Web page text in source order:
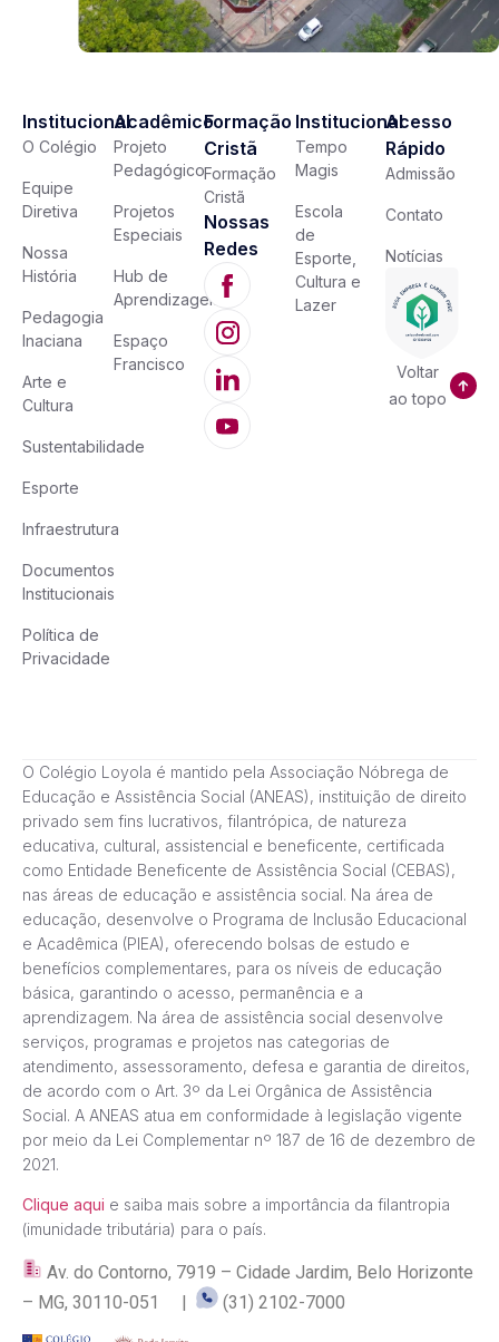
Institucional
O Colégio
Equipe
Diretiva
Nossa
História
Pedagogia
Inaciana
Arte e
Cultura
Sustentabilidade
Esporte
Infraestrutura
Documentos
Institucionais
Política de
Privacidade
Acadêmico
Projeto
Pedagógico
Projetos
Especiais
Hub de
Aprendizagem
Espaço
Francisco
Formação
Cristã
Formação
Cristã
Nossas
Redes
Institucional
Tempo
Magis
Escola
de
Esporte,
Cultura e
Lazer
Acesso
Rápido
Admissão
Contato
Notícias
Voltar
ao topo
O Colégio Loyola é mantido pela Associação Nóbrega de
Educação e Assistência Social (ANEAS), instituição de direito
privado sem fins lucrativos, filantrópica, de natureza
educativa, cultural, assistencial e beneficente, certificada
como Entidade Beneficente de Assistência Social (CEBAS),
nas áreas de educação e assistência social. Na área de
educação, desenvolve o Programa de Inclusão Educacional
e Acadêmica (PIEA), oferecendo bolsas de estudo e
benefícios complementares, para os níveis de educação
básica, garantindo o acesso, permanência e a
aprendizagem. Na área de assistência social desenvolve
serviços, programas e projetos nas categorias de
atendimento, assessoramento, defesa e garantia de direitos,
de acordo com o Art. 3º da Lei Orgânica de Assistência
Social. A ANEAS atua em conformidade à legislação vigente
por meio da Lei Complementar nº 187 de 16 de dezembro de
2021.
Clique aqui e saiba mais sobre a importância da filantropia
(imunidade tributária) para o país.
Av. do Contorno, 7919 – Cidade Jardim, Belo Horizonte
– MG, 30110-051 |
(31) 2102-7000